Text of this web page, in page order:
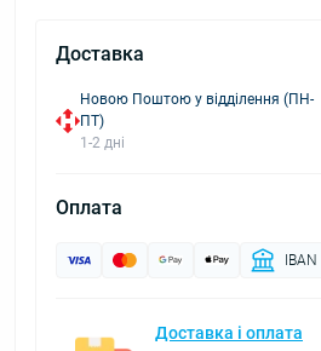
Доставка
Новою Поштою у відділення (ПН-
ПТ)
1-2 дні
Оплата
IBAN
Доставка і оплата